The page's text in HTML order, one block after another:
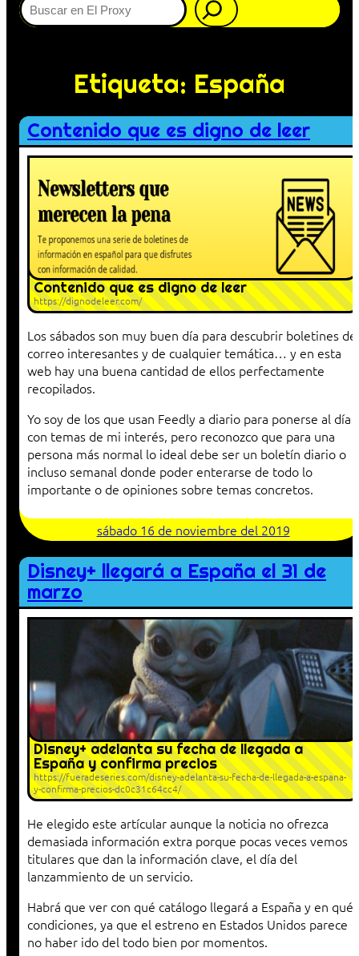
Etiqueta: España
Contenido que es digno de leer
Contenido que es digno de leer
https://dignodeleer.com/
Los sábados son muy buen día para descubrir boletines de
correo interesantes y de cualquier temática… y en esta
web hay una buena cantidad de ellos perfectamente
recopilados.
Yo soy de los que usan Feedly a diario para ponerse al día
con temas de mi interés, pero reconozco que para una
persona más normal lo ideal debe ser un boletín diario o
incluso semanal donde poder enterarse de todo lo
importante o de opiniones sobre temas concretos.
sábado 16 de noviembre del 2019
Disney+ llegará a España el 31 de
marzo
Disney+ adelanta su fecha de llegada a
España y confirma precios
https://fueradeseries.com/disney-adelanta-su-fecha-de-llegada-a-espana-
y-confirma-precios-dc0c31c64cc4/
He elegido este artícular aunque la noticia no ofrezca
demasiada información extra porque pocas veces vemos
titulares que dan la información clave, el día del
lanzammiento de un servicio.
Habrá que ver con qué catálogo llegará a España y en qué
condiciones, ya que el estreno en Estados Unidos parece
no haber ido del todo bien por momentos.